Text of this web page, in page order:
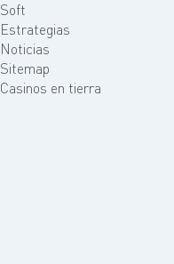
Soft
Estrategias
Noticias
Sitemap
Casinos en tierra